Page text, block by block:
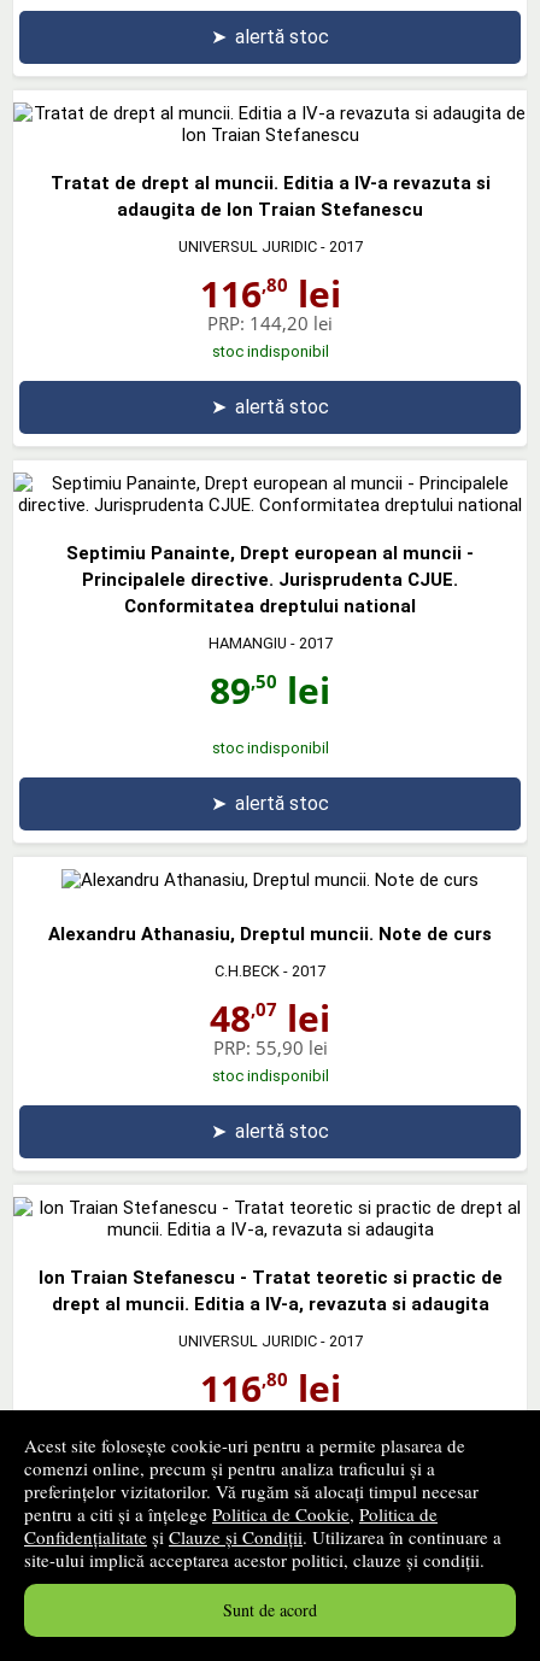
Acest site folosește cookie-uri pentru a permite plasarea de
comenzi online, precum și pentru analiza traficului și a
preferințelor vizitatorilor. Vă rugăm să alocați timpul necesar
pentru a citi și a înțelege Politica de Cookie, Politica de
Confidențialitate și Clauze și Condiții. Utilizarea în continuare a
site-ului implică acceptarea acestor politici, clauze și condiții.
Sunt de acord
➤ alertă stoc
Tratat de drept al muncii. Editia a IV-a revazuta si
adaugita de Ion Traian Stefanescu
UNIVERSUL JURIDIC- 2017
116,80 lei
PRP: 144,20 lei
stoc indisponibil
➤ alertă stoc
Septimiu Panainte, Drept european al muncii -
Principalele directive. Jurisprudenta CJUE.
Conformitatea dreptului national
HAMANGIU - 2017
89,50 lei
stoc indisponibil
➤ alertă stoc
Alexandru Athanasiu, Dreptul muncii. Note de curs
C.H.BECK - 2017
48,07 lei
PRP: 55,90 lei
stoc indisponibil
➤ alertă stoc
Ion Traian Stefanescu - Tratat teoretic si practic de
drept al muncii. Editia a IV-a, revazuta si adaugita
UNIVERSUL JURIDIC- 2017
116,80 lei
PRP:144,20 lei
stoc indisponibil
➤ alertă stoc